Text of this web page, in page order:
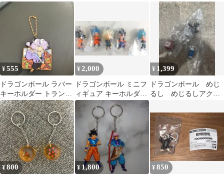
ル
ホルダー
¥555
ドラゴンボール ラバー
キーホルダー トランク
ス
¥ 2,000
ドラゴンボール ミニフ
ィギュア キーホルダー
5種セット③
¥ 1,399
ドラゴンボール めじ
るし めじるしアクセ
豆
¥800 ¥ 1,800 ¥850